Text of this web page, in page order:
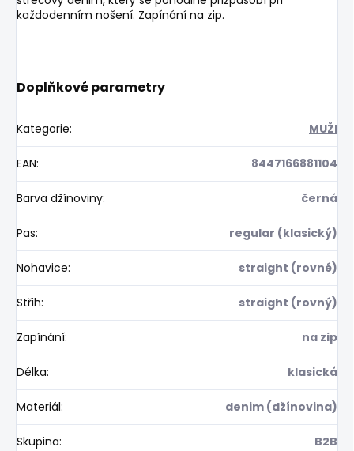
každodenním nošení. Zapínání na zip.
Doplňkové parametry
Kategorie: MUŽI
EAN: 8447166881104
Barva džínoviny: černá
Pas: regular (klasický)
Nohavice: straight (rovné)
Střih: straight (rovný)
Zapínání: na zip
Délka: klasická
Materiál: denim (džínovina)
Skupina: B2B